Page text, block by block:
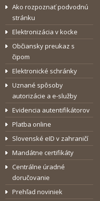
Ako rozpoznať podvodnú
stránku
Elektronizácia v kocke
Občiansky preukaz s
čipom
Elektronické schránky
Uznané spôsoby
autorizácie a e-služby
Evidencia autentifikátorov
Platba online
Slovenské eID v zahraničí
Mandátne certifikáty
Centrálne úradné
doručovanie
Prehľad noviniek